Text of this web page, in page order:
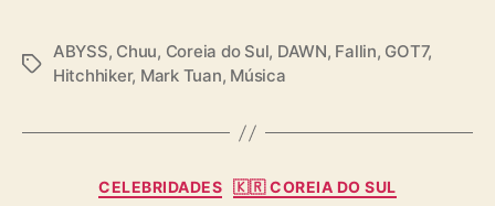
T
s
ABYSS, Chuu, Coreia do Sul, DAWN, Fallin, GOT7,
Hitchhiker, Mark Tuan, Música
C
CELEBRIDADES 🇰🇷 COREIA DO SUL